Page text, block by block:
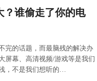
？谁偷走了你的电
完的话题，而最脑残的解决办
屏幕、高清视频/游戏等是我们
，不是我们想听的…